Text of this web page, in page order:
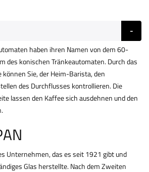
haben ihren Namen von dem 60-
des konischen Tränkeautomaten. Durch das
Sie, der Heim-Barista, den
des Durchflusses kontrollieren. Die
lassen den Kaffee sich ausdehnen und den
Unternehmen, das es seit 1921 gibt und
Glas herstellte. Nach dem Zweiten